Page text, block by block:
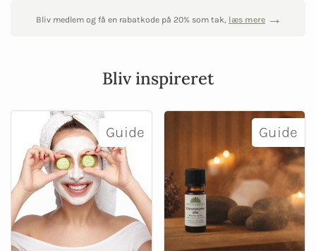
Bliv medlem og få en rabatkode på 20% som tak, læs mere
Bliv inspireret
Guide Guide